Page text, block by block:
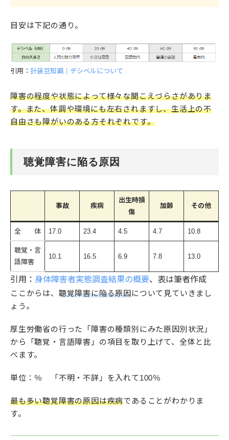
目安は下記の通り。
引用： 計装豆知識｜デシベルについて
障害の程度や状態によって様々な聞こえづらさがありま
す。また、体調や環境にも左右されますし、生活上の不
自由さも障がいのある方それぞれです。
聴覚障害に陥る原因
事故 疾病
出生時損
傷
加齢 その他
全 体 17.0 23.4 4.5 4.7 10.8
聴覚・言
語障害
10.1 16.5 6.9 7.8 13.0
引用： 身体障害者実態調査結果の概要、表は筆者作成
ここからは、 聴覚障害に陥る原因について見ていきまし
ょう。
厚生労働省の行った「障害の種類別にみた原因別状況」
から「聴覚・言語障害」の項目を取り上げて、全体と比
べます。
単位：％ 「不明・不詳」を入れて100％
最も多い聴覚障害の原因は疾病であることがわかりま
す。